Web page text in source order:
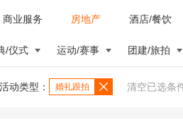
商业服务 房地产 酒店/餐饮
/仪式 运动/赛事 团建/旅拍
活动类型： 婚礼跟拍 清空已选条